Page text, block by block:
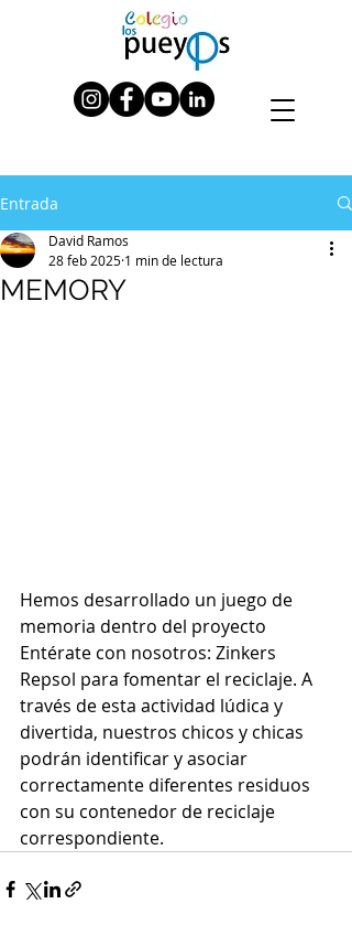
Entrada
MEMORY
David Ramos
28 feb 2025 1 min de lectura
Hemos desarrollado un juego de
memoria dentro del proyecto
Entérate con nosotros: Zinkers
Repsol para fomentar el reciclaje. A
través de esta actividad lúdica y
divertida, nuestros chicos y chicas
podrán identificar y asociar
correctamente diferentes residuos
con su contenedor de reciclaje
correspondiente.